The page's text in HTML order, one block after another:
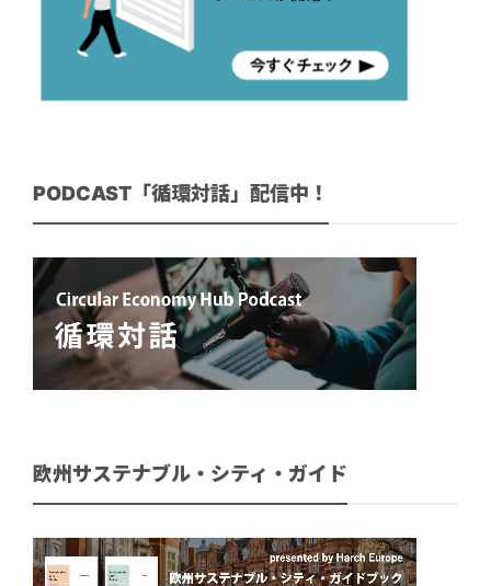
PODCAST「循環対話」配信中！
欧州サステナブル・シティ・ガイド